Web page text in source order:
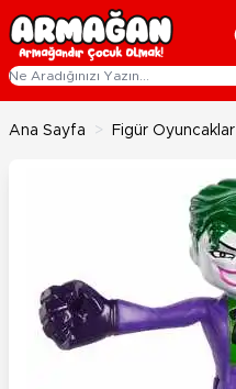
İçeriğe geç
Ana Sayfa > Figür Oyuncaklar